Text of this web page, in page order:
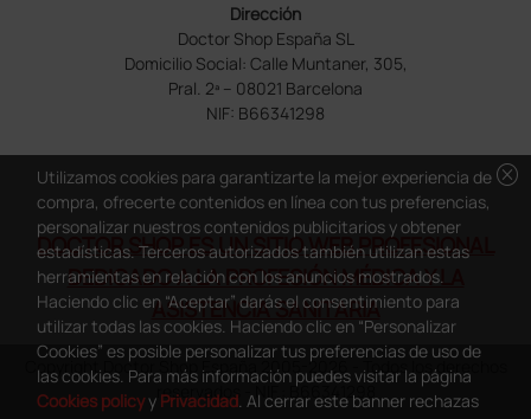
Dirección
Doctor Shop España SL
Domicilio Social: Calle Muntaner, 305,
Pral. 2ª – 08021 Barcelona
NIF: B66341298
DOCTOR SHOP ES UN SITIO WEB PROFESIONAL
DEDICADO A LA PROFESIÓN MÉDICA Y LA
ASISTENCIA SANITARIA
Copyright Doctor Shop España 2005-2026 - Todos los derechos
reservados - NIF.: B66341298
cancel
Utilizamos cookies para garantizarte la mejor experiencia de
compra, ofrecerte contenidos en línea con tus preferencias,
personalizar nuestros contenidos publicitarios y obtener
estadísticas. Terceros autorizados también utilizan estas
herramientas en relación con los anuncios mostrados.
Haciendo clic en “Aceptar” darás el consentimiento para
utilizar todas las cookies. Haciendo clic en “Personalizar
Cookies” es posible personalizar tus preferencias de uso de
las cookies. Para más información puedes visitar la página
Cookies policyy Privacidad. Al cerrar este banner rechazas